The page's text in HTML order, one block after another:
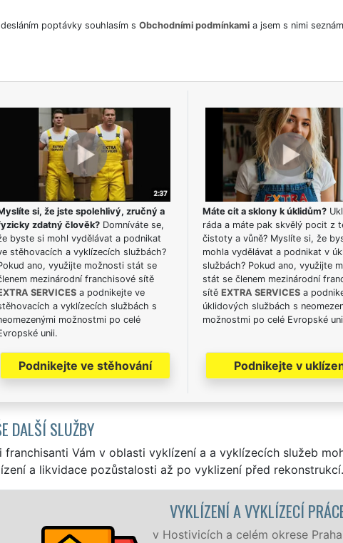
poptávky souhlasím s Obchodními podmínkamia jsem s nimi
si, že jste spolehlivý, zručný a
zdatný člověk?Domníváte se,
byste si mohl vydělávat a podnikat
stěhovacích a vyklízecích službách?
ano, využijte možnosti stát se
mezinárodní franchisové sítě
SERVICESa podnikejte ve
a vyklízecích službách s
možnostmi po celé
unii.
Podnikejte ve stěhování
Máte cit a sklony k úklidům?
ráda a máte pak skvělý pocit z
čistoty a vůně? Myslíte si, že
mohla vydělávat a podnikat v
službách? Pokud ano, využijte
stát se členem mezinárodní
sítě EXTRA SERVICESa
úklidových službách s
možnostmi po celé Evropské
Podnikejte v
DALŠÍ SLUŽBY
franchisanti Vám v oblasti vyklízení a a vyklízecích služeb
a likvidace pozůstalosti až po vyklizení před rekonstrukcí.
HOSTIVICE
západ zajišťujeme služby vyklízení,